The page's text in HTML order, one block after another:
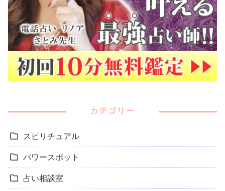
カテゴリー
スピリチュアル
パワースポット
占い相談室